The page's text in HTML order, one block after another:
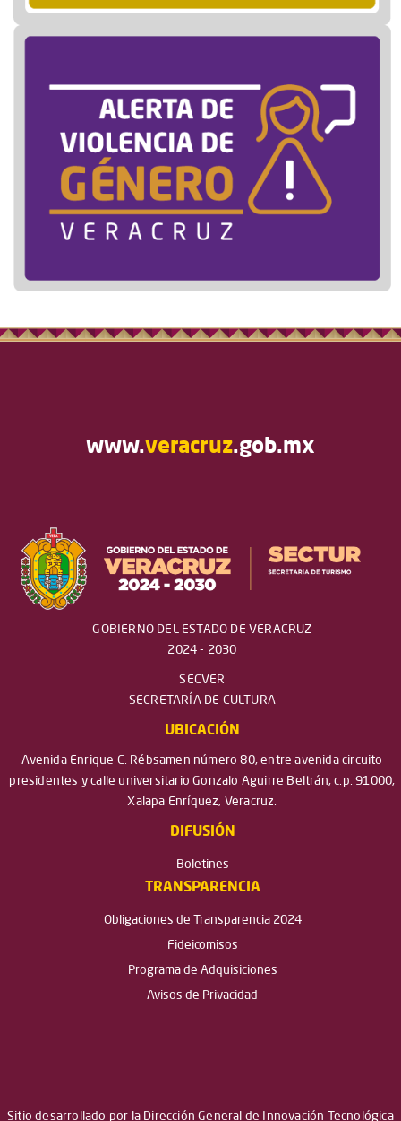
www.veracruz.gob.mx
GOBIERNO DEL ESTADO DE VERACRUZ
2024 - 2030
SECVER
SECRETARÍA DE CULTURA
UBICACIÓN
Avenida Enrique C. Rébsamen número 80, entre avenida circuito
presidentes y calle universitario Gonzalo Aguirre Beltrán, c.p. 91000,
Xalapa Enríquez, Veracruz.
DIFUSIÓN
Boletines
TRANSPARENCIA
Obligaciones de Transparencia 2024
Fideicomisos
Programa de Adquisiciones
Avisos de Privacidad
Sitio desarrollado por la Dirección General de Innovación Tecnológica